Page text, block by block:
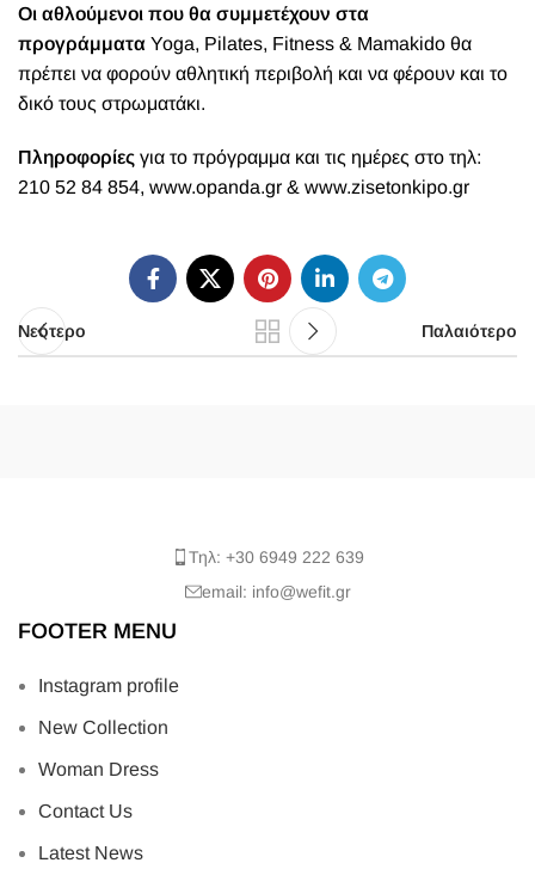
Οι αθλούμενοι που θα συμμετέχουν στα
προγράμματα Yoga, Pilates, Fitness & Mamakido θα
πρέπει να φορούν αθλητική περιβολή και να φέρουν και το
δικό τους στρωματάκι.
Πληροφορίες για το πρόγραμμα και τις ημέρες στο τηλ:
210 52 84 854, www.opanda.gr & www.zisetonkipo.gr
Νεότερο Παλαιότερο
Τηλ: +30 6949 222 639
email: info@wefit.gr
FOOTER MENU
Instagram profile
New Collection
Woman Dress
Contact Us
Latest News